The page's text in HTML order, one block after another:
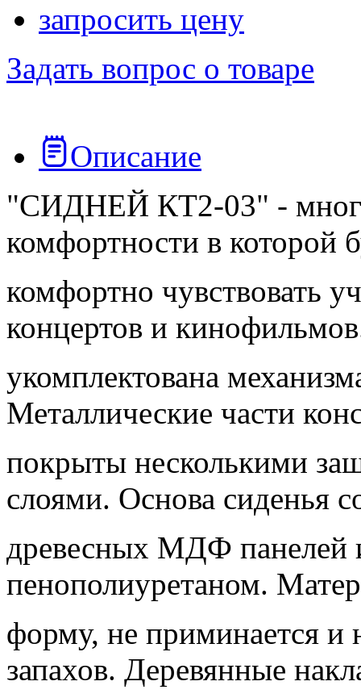
запросить цену
Задать вопрос о товаре
Описание
"СИДНЕЙ КТ2-03" -
комфортности в которой
комфортно чувствовать
концертов и
укомплектована
Металлические части
покрыты несколькими
слоями. Основа сиденья
древесных МДФ панелей
пенополиуретаном.
форму, не приминается и
запахов. Деревянные